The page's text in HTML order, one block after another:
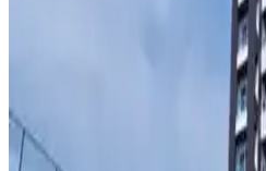
Pandora'nın sade bileklikleri, minimal
malzemeleriyle günlük ve
seçenekler sunar. Kişiselleştirilebilir
BEYZANA İskandinav
Seyahat Şişe Seti Pratik ve